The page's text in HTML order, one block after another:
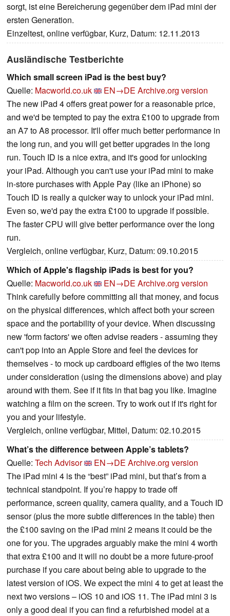
sorgt, ist eine Bereicherung gegenüber dem iPad mini der
ersten Generation.
Einzeltest, online verfügbar, Kurz, Datum: 12.11.2013
Ausländische Testberichte
Which small screen iPad is the best buy?
Quelle: Macworld.co.uk EN→DE Archive.org version
The new iPad 4 offers great power for a reasonable price,
and we'd be tempted to pay the extra £100 to upgrade from
an A7 to A8 processor. It'll offer much better performance in
the long run, and you will get better upgrades in the long
run. Touch ID is a nice extra, and it's good for unlocking
your iPad. Although you can't use your iPad mini to make
in-store purchases with Apple Pay (like an iPhone) so
Touch ID is really a quicker way to unlock your iPad mini.
Even so, we'd pay the extra £100 to upgrade if possible.
The faster CPU will give better performance over the long
run.
Vergleich, online verfügbar, Kurz, Datum: 09.10.2015
Which of Apple's flagship iPads is best for you?
Quelle: Macworld.co.uk EN→DE Archive.org version
Think carefully before committing all that money, and focus
on the physical differences, which affect both your screen
space and the portability of your device. When discussing
new 'form factors' we often advise readers - assuming they
can't pop into an Apple Store and feel the devices for
themselves - to mock up cardboard effigies of the two items
under consideration (using the dimensions above) and play
around with them. See if it fits in that bag you like. Imagine
watching a film on the screen. Try to work out if it's right for
you and your lifestyle.
Vergleich, online verfügbar, Mittel, Datum: 02.10.2015
What’s the difference between Apple’s tablets?
Quelle: Tech Advisor EN→DE Archive.org version
The iPad mini 4 is the “best” iPad mini, but that’s from a
technical standpoint. If you’re happy to trade off
performance, screen quality, camera quality, and a Touch ID
sensor (plus the more subtle differences in the table) then
the £100 saving on the iPad mini 2 means it could be the
one for you. The upgrades arguably make the mini 4 worth
that extra £100 and it will no doubt be a more future-proof
purchase if you care about being able to upgrade to the
latest version of iOS. We expect the mini 4 to get at least the
next two versions – iOS 10 and iOS 11. The iPad mini 3 is
only a good deal if you can find a refurbished model at a